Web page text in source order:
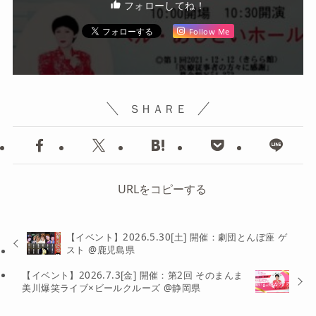
フォローしてね！
Follow Me
ＳＨＡＲＥ
URLをコピーする
【イベント】2026.5.30[土] 開催：劇団とんぼ座 ゲ
スト @鹿児島県
【イベント】2026.7.3[金] 開催：第2回 そのまんま
美川爆笑ライブ×ビールクルーズ @静岡県